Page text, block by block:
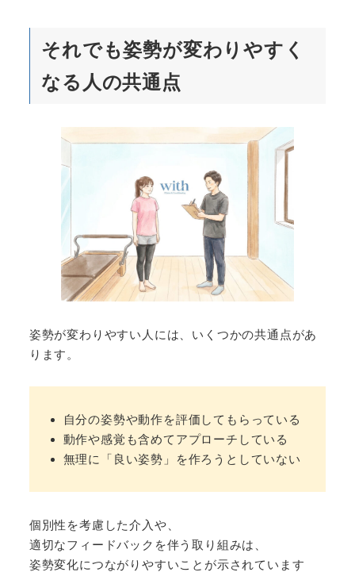
それでも姿勢が変わりやすく
なる人の共通点
姿勢が変わりやすい人には、いくつかの共通点があ
ります。
自分の姿勢や動作を評価してもらっている
動作や感覚も含めてアプローチしている
無理に「良い姿勢」を作ろうとしていない
個別性を考慮した介入や、
適切なフィードバックを伴う取り組みは、
姿勢変化につながりやすいことが示されています